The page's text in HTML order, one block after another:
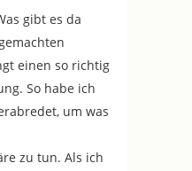
gibt es da
einen so richtig
So habe ich
um was
zu tun. Als ich